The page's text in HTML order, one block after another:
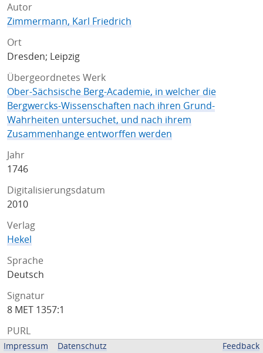
Autor
Zimmermann, Karl Friedrich
Ort
Dresden; Leipzig
Übergeordnetes Werk
Ober-Sächsische Berg-Academie, in welcher die
Bergwercks-Wissenschaften nach ihren Grund-
Wahrheiten untersuchet, und nach ihrem
Zusammenhange entworffen werden
Jahr
1746
Digitalisierungsdatum
2010
Verlag
Hekel
Sprache
Deutsch
Signatur
8 MET 1357:1
PURL
http://resolver.sub.uni-goettingen.de/purl?
Impressum Datenschutz Feedback